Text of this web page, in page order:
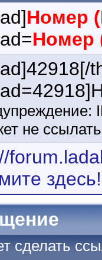
Номер
Номер
не
здесь!
сделать